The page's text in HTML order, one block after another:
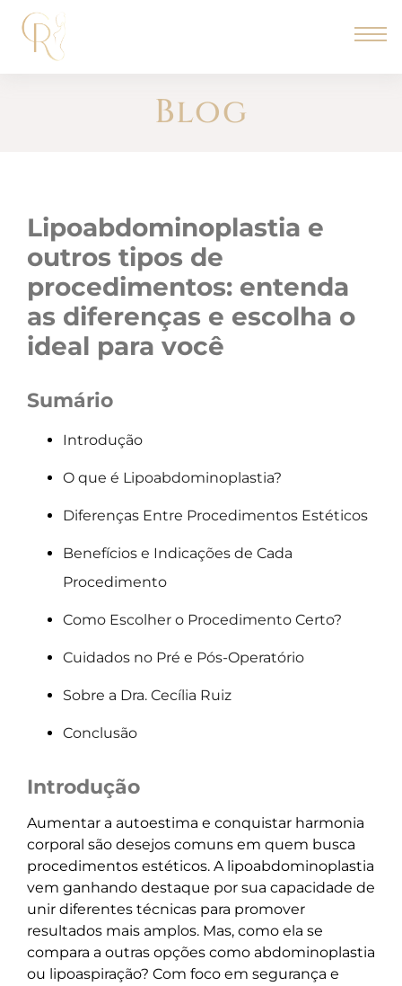
Blog
lipoabdominoplastia e
outros tipos de
procedimentos: entenda
as diferenças e escolha o
ideal para você
Sumário
Introdução
O que é Lipoabdominoplastia?
Diferenças Entre Procedimentos Estéticos
Benefícios e Indicações de Cada
Procedimento
Como Escolher o Procedimento Certo?
Cuidados no Pré e Pós-Operatório
Sobre a Dra. Cecília Ruiz
Conclusão
Introdução
Aumentar a autoestima e conquistar harmonia
corporal são desejos comuns em quem busca
procedimentos estéticos. A lipoabdominoplastia
vem ganhando destaque por sua capacidade de
unir diferentes técnicas para promover
resultados mais amplos. Mas, como ela se
compara a outras opções como abdominoplastia
ou lipoaspiração? Com foco em segurança e